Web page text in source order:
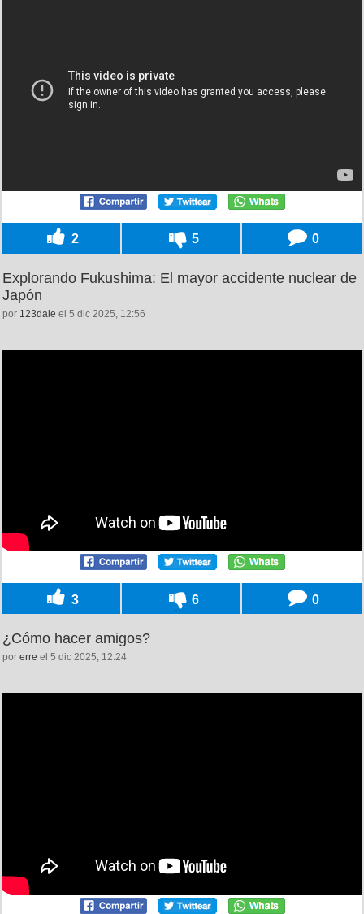
2 5 0
Explorando Fukushima: El mayor accidente nuclear de
Japón
por 123dale el 5 dic 2025, 12:56
3 6 0
¿Cómo hacer amigos?
por erre el 5 dic 2025, 12:24